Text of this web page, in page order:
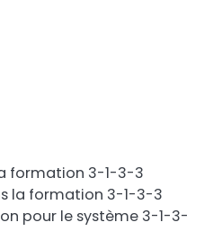
formation 3-1-3-3
la formation 3-1-3-3
pour le système 3-1-3-